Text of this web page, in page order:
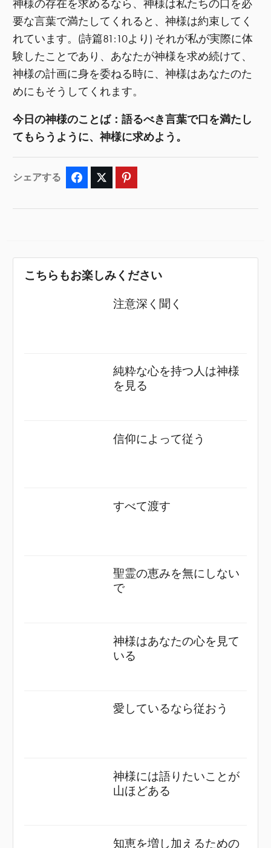
神様の存在を求めるなら、神様は私たちの口を必
要な言葉で満たしてくれると、神様は約束してく
れています。(詩篇81:10より) それが私が実際に体
験したことであり、あなたが神様を求め続けて、
神様の計画に身を委ねる時に、神様はあなたのた
めにもそうしてくれます。
今日の神様のことば：語るべき言葉で口を満たし
てもらうように、神様に求めよう。
シェアする Facebook Twitter
こちらもお楽しみください
注意深く聞く
純粋な心を持つ人は神様
を見る
信仰によって従う
すべて渡す
聖霊の恵みを無にしない
で
神様はあなたの心を見て
いる
愛しているなら従おう
神様には語りたいことが
山ほどある
知恵を増し加えるための